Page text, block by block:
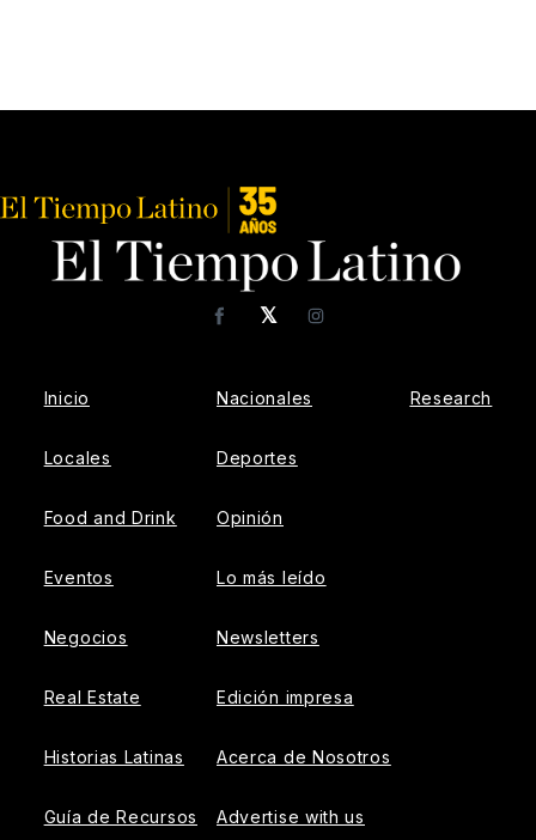
𝕏
FacebookInstagram
Inicio
Locales
Food and Drink
Eventos
Negocios
Real Estate
Historias Latinas
Guía de Recursos
Nacionales
Deportes
Opinión
Lo más leído
Newsletters
Edición impresa
Acerca de Nosotros
Advertise with us
Research